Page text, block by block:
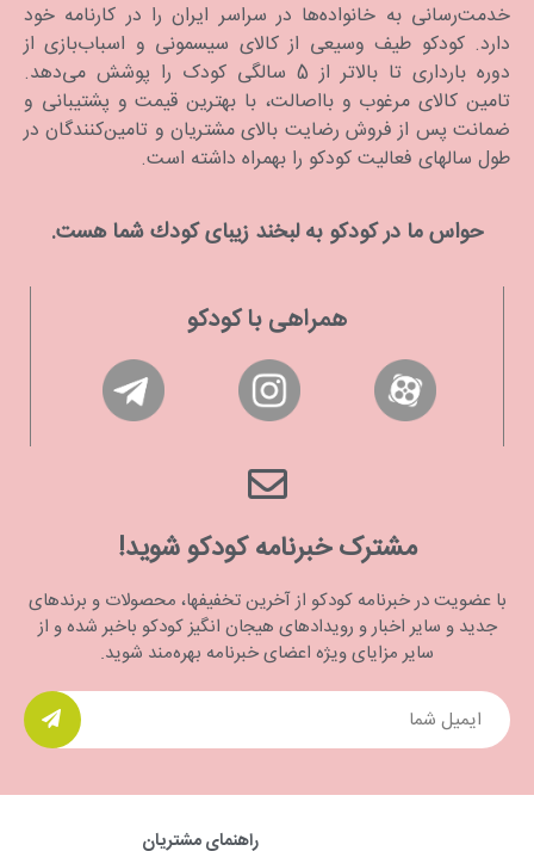
خدمت‌رسانی به خانواده‌ها در سراسر ایران را در کارنامه خود
دارد. كودكو طیف وسیعی از کالای سیسمونی و اسباب‌بازی از
دوره بارداری تا بالاتر از 5 سالگی کودک را پوشش می‌دهد.
تامین کالای مرغوب و بااصالت، با بهترین قیمت و پشتیبانی و
ضمانت پس از فروش رضایت بالای مشتریان و تامین‌کنندگان در
طول سالهای فعالیت کودکو را بهمراه داشته است.
حواس ما در كودكو به لبخند زیبای كودك شما هست.
همراهی با کودکو
مشترک خبرنامه کودکو شوید!
با عضویت در خبرنامه کودکو از آخرین تخفیفها، محصولات و برندهای
جدید و سایر اخبار و رویدادهای هیجان انگیز کودکو باخبر شده و از
سایر مزایای ویژه اعضای خبرنامه بهره‌مند شوید.
راهنمای مشتریان